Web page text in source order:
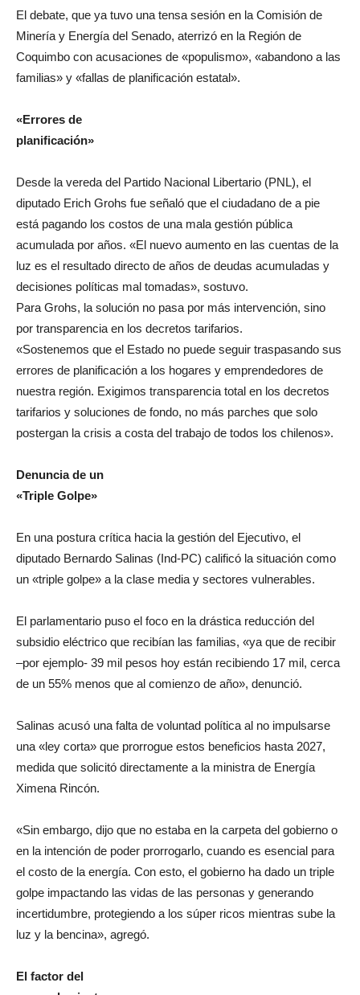
El debate, que ya tuvo una tensa sesión en la Comisión de
Minería y Energía del Senado, aterrizó en la Región de
Coquimbo con acusaciones de «populismo», «abandono a las
familias» y «fallas de planificación estatal».
«Errores de
planificación»
Desde la vereda del Partido Nacional Libertario (PNL), el
diputado Erich Grohs fue señaló que el ciudadano de a pie
está pagando los costos de una mala gestión pública
acumulada por años. «El nuevo aumento en las cuentas de la
luz es el resultado directo de años de deudas acumuladas y
decisiones políticas mal tomadas», sostuvo.
Para Grohs, la solución no pasa por más intervención, sino
por transparencia en los decretos tarifarios.
«Sostenemos que el Estado no puede seguir traspasando sus
errores de planificación a los hogares y emprendedores de
nuestra región. Exigimos transparencia total en los decretos
tarifarios y soluciones de fondo, no más parches que solo
postergan la crisis a costa del trabajo de todos los chilenos».
Denuncia de un
«Triple Golpe»
En una postura crítica hacia la gestión del Ejecutivo, el
diputado Bernardo Salinas (Ind-PC) calificó la situación como
un «triple golpe» a la clase media y sectores vulnerables.
El parlamentario puso el foco en la drástica reducción del
subsidio eléctrico que recibían las familias, «ya que de recibir
–por ejemplo- 39 mil pesos hoy están recibiendo 17 mil, cerca
de un 55% menos que al comienzo de año», denunció.
Salinas acusó una falta de voluntad política al no impulsarse
una «ley corta» que prorrogue estos beneficios hasta 2027,
medida que solicitó directamente a la ministra de Energía
Ximena Rincón.
«Sin embargo, dijo que no estaba en la carpeta del gobierno o
en la intención de poder prorrogarlo, cuando es esencial para
el costo de la energía. Con esto, el gobierno ha dado un triple
golpe impactando las vidas de las personas y generando
incertidumbre, protegiendo a los súper ricos mientras sube la
luz y la bencina», agregó.
El factor del